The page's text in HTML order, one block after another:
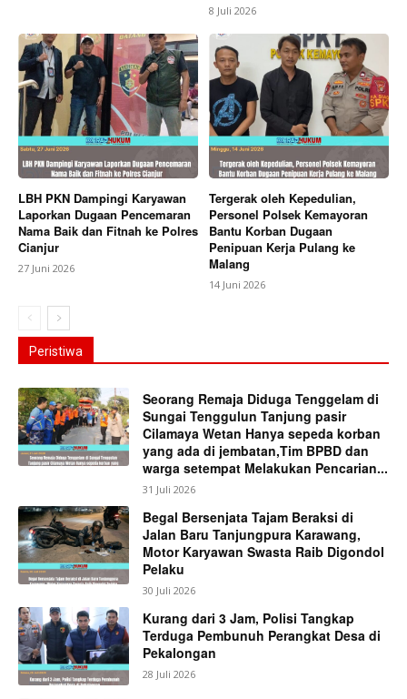
8 Juli 2026
LBH PKN Dampingi Karyawan
Laporkan Dugaan Pencemaran
Nama Baik dan Fitnah ke Polres
Cianjur
27 Juni 2026
Tergerak oleh Kepedulian,
Personel Polsek Kemayoran
Bantu Korban Dugaan
Penipuan Kerja Pulang ke
Malang
14 Juni 2026
Peristiwa
Seorang Remaja Diduga Tenggelam di
Sungai Tenggulun Tanjung pasir
Cilamaya Wetan Hanya sepeda korban
yang ada di jembatan,Tim BPBD dan
warga setempat Melakukan Pencarian...
31 Juli 2026
Begal Bersenjata Tajam Beraksi di
Jalan Baru Tanjungpura Karawang,
Motor Karyawan Swasta Raib Digondol
Pelaku
30 Juli 2026
Kurang dari 3 Jam, Polisi Tangkap
Terduga Pembunuh Perangkat Desa di
Pekalongan
28 Juli 2026